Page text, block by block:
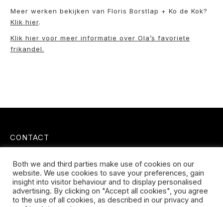
Meer werken bekijken van Floris Borstlap + Ko de Kok?
Klik hier.
Klik hier voor meer informatie over Ola’s favoriete
frikandel.
CONTACT
3037 VS Rotterdam
+31 (0) 651426758
info@galleryuntitled.nl
Find us on:
Both we and third parties make use of cookies on our
website. We use cookies to save your preferences, gain
insight into visitor behaviour and to display personalised
advertising. By clicking on "Accept all cookies", you agree
to the use of all cookies, as described in our privacy and